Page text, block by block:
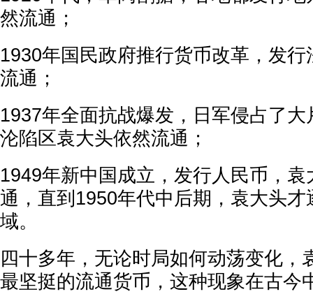
然流通；
1930年国民政府推行货币改革，发
流通；
1937年全面抗战爆发，日军侵占了
沦陷区袁大头依然流通；
1949年新中国成立，发行人民币，
通，直到1950年代中后期，袁大头
域。
四十多年，无论时局如何动荡变化，
最坚挺的流通货币，这种现象在古今